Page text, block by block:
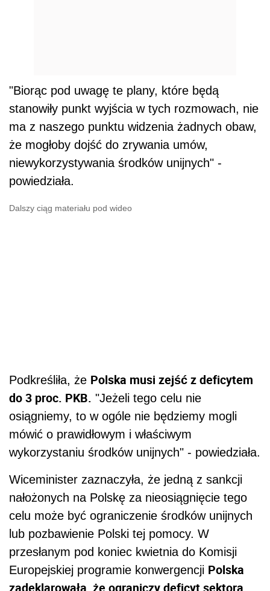
"Biorąc pod uwagę te plany, które będą
stanowiły punkt wyjścia w tych rozmowach, nie
ma z naszego punktu widzenia żadnych obaw,
że mogłoby dojść do zrywania umów,
niewykorzystywania środków unijnych" -
powiedziała.
Dalszy ciąg materiału pod wideo
Podkreśliła, że Polska musi zejść z deficytem
do 3 proc. PKB. "Jeżeli tego celu nie
osiągniemy, to w ogóle nie będziemy mogli
mówić o prawidłowym i właściwym
wykorzystaniu środków unijnych" - powiedziała.
Wiceminister zaznaczyła, że jedną z sankcji
nałożonych na Polskę za nieosiągnięcie tego
celu może być ograniczenie środków unijnych
lub pozbawienie Polski tej pomocy. W
przesłanym pod koniec kwietnia do Komisji
Europejskiej programie konwergencji Polska